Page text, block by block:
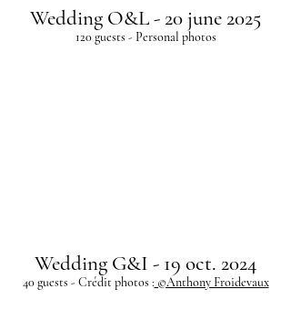
Wedding O&L - 20 june 2025
120 guests - Personal photos
Wedding G&I - 19 oct. 2024
40 guests - Crédit photos : ©Anthony Froidevaux